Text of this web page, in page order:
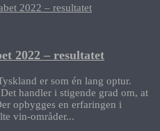
2022 – resultatet
er som én lang optur.
handler i stigende grad om, at
opbygges en erfaringen i
vin-områder...